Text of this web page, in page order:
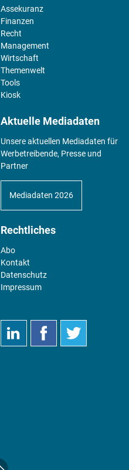
Assekuranz
Finanzen
Recht
Management
Wirtschaft
Themenwelt
Tools
Kiosk
Aktuelle Mediadaten
Unsere aktuellen Mediadaten für
Werbetreibende, Presse und
Partner
Mediadaten 2026
Rechtliches
Abo
Kontakt
Datenschutz
Impressum